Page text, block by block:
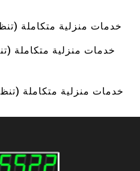
خدمات منزلية متكاملة
خدمات منزلية متكاملة
خدمات منزلية متكاملة